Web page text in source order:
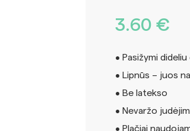
3.60 €
• Pasižymi
• Lipnūs – juos
• Be latekso
• Nevaržo
• Plačiai